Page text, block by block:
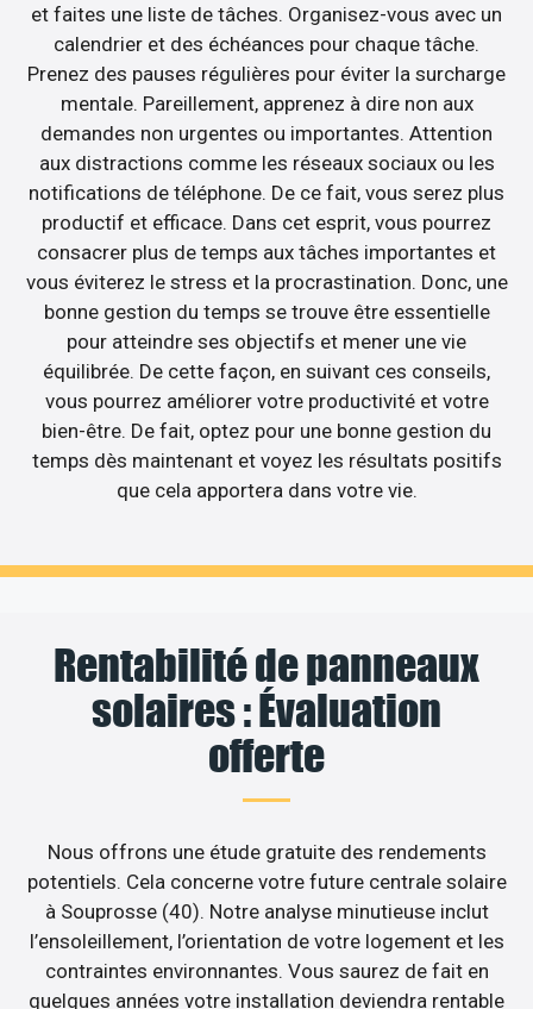
et faites une liste de tâches. Organisez-vous avec un
calendrier et des échéances pour chaque tâche.
Prenez des pauses régulières pour éviter la surcharge
mentale. Pareillement, apprenez à dire non aux
demandes non urgentes ou importantes. Attention
aux distractions comme les réseaux sociaux ou les
notifications de téléphone. De ce fait, vous serez plus
productif et efficace. Dans cet esprit, vous pourrez
consacrer plus de temps aux tâches importantes et
vous éviterez le stress et la procrastination. Donc, une
bonne gestion du temps se trouve être essentielle
pour atteindre ses objectifs et mener une vie
équilibrée. De cette façon, en suivant ces conseils,
vous pourrez améliorer votre productivité et votre
bien-être. De fait, optez pour une bonne gestion du
temps dès maintenant et voyez les résultats positifs
que cela apportera dans votre vie.
Rentabilité de panneaux
solaires : Évaluation
offerte
Nous offrons une étude gratuite des rendements
potentiels. Cela concerne votre future centrale solaire
à Souprosse (40). Notre analyse minutieuse inclut
l’ensoleillement, l’orientation de votre logement et les
contraintes environnantes. Vous saurez de fait en
quelques années votre installation deviendra rentable